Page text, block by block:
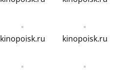
kinopoisk.ru kinopoisk.ru